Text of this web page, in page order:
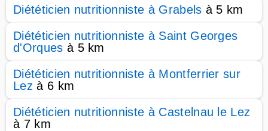
Diététicien nutritionniste à Grabels à 5 km
Diététicien nutritionniste à Saint Georges
d'Orques à 5 km
Diététicien nutritionniste à Montferrier sur
Lez à 6 km
Diététicien nutritionniste à Castelnau le Lez
à 7 km